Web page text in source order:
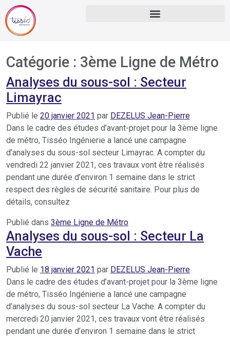
Catégorie : 3ème Ligne de Métro
Analyses du sous-sol : Secteur
Limayrac
Publié le 20 janvier 2021 par DEZELUS Jean-Pierre
Dans le cadre des études d’avant-projet pour la 3ème ligne
de métro, Tisséo Ingénierie a lancé une campagne
d’analyses du sous-sol secteur Limayrac. A compter du
vendredi 22 janvier 2021, ces travaux vont être réalisés
pendant une durée d’environ 1 semaine dans le strict
respect des règles de sécurité sanitaire. Pour plus de
détails, consultez
Publié dans 3ème Ligne de Métro
Analyses du sous-sol : Secteur La
Vache
Publié le 18 janvier 2021 par DEZELUS Jean-Pierre
Dans le cadre des études d’avant-projet pour la 3ème ligne
de métro, Tisséo Ingénierie a lancé une campagne
d’analyses du sous-sol secteur La Vache. A compter du
mercredi 20 janvier 2021, ces travaux vont être réalisés
pendant une durée d’environ 1 semaine dans le strict